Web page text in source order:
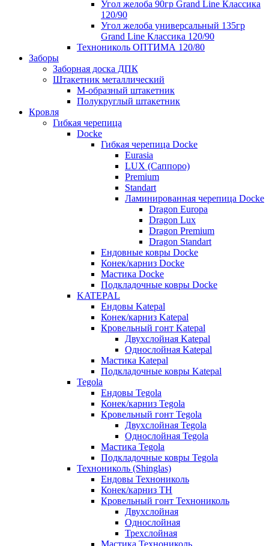
Угол желоба 90гр Grand Line Классика
120/90
Угол желоба универсальный 135гр
Grand Line Классика 120/90
Технониколь ОПТИМА 120/80
Заборы
Заборная доска ДПК
Штакетник металлический
М-образный штакетник
Полукруглый штакетник
Кровля
Гибкая черепица
Docke
Гибкая черепица Docke
Eurasia
LUX (Саппоро)
Premium
Standart
Ламинированная черепица Docke
Dragon Europa
Dragon Lux
Dragon Premium
Dragon Standart
Ендовные ковры Docke
Конек/карниз Docke
Мастика Docke
Подкладочные ковры Docke
KATEPAL
Ендовы Katepal
Конек/карниз Katepal
Кровельный гонт Katepal
Двухслойная Katepal
Однослойная Katepal
Мастика Katepal
Подкладочные ковры Katepal
Tegola
Ендовы Tegola
Конек/карниз Tegola
Кровельный гонт Tegola
Двухслойная Tegola
Однослойная Tegola
Мастика Tegola
Подкладочные ковры Tegola
Технониколь (Shinglas)
Ендовы Технониколь
Конек/карниз ТН
Кровельный гонт Технониколь
Двухслойная
Однослойная
Трехслойная
Мастика Технониколь